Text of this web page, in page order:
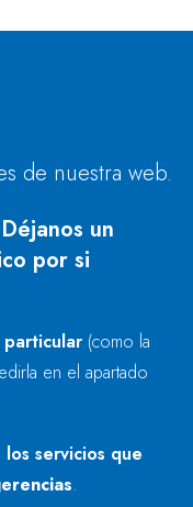
de nuestra web.
un
por si
(como la
en el apartado
servicios que
.